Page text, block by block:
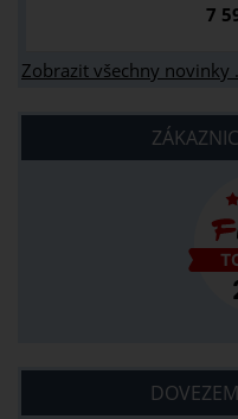
7
Zobrazit všechny novinky